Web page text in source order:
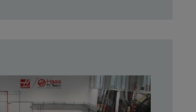
300 scanner from